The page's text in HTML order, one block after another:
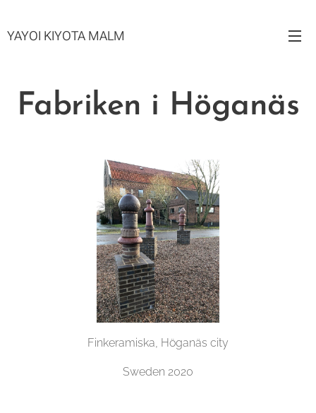
YAYOI KIYOTA MALM
Fabriken i Höganäs
Finkeramiska, Höganäs city
Sweden 2020